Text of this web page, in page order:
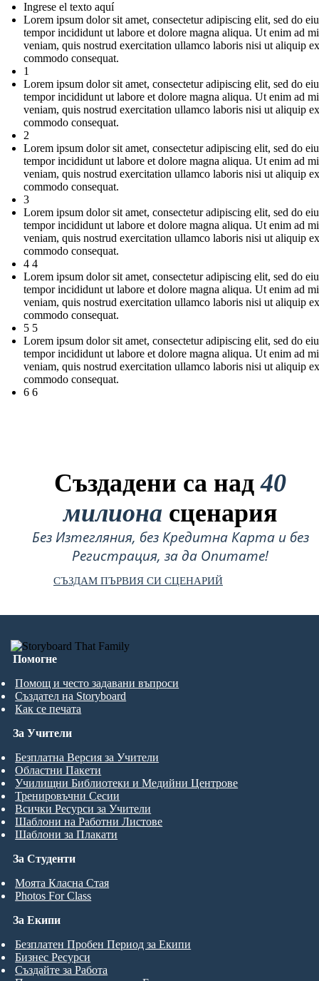
Ingrese el texto aquí
Lorem ipsum dolor sit amet, consectetur adipiscing elit, sed do
tempor incididunt ut labore et dolore magna aliqua. Ut enim ad
veniam, quis nostrud exercitation ullamco laboris nisi ut aliquip
commodo consequat.
1
Lorem ipsum dolor sit amet, consectetur adipiscing elit, sed do
tempor incididunt ut labore et dolore magna aliqua. Ut enim ad
veniam, quis nostrud exercitation ullamco laboris nisi ut aliquip
commodo consequat.
2
Lorem ipsum dolor sit amet, consectetur adipiscing elit, sed do
tempor incididunt ut labore et dolore magna aliqua. Ut enim ad
veniam, quis nostrud exercitation ullamco laboris nisi ut aliquip
commodo consequat.
3
Lorem ipsum dolor sit amet, consectetur adipiscing elit, sed do
tempor incididunt ut labore et dolore magna aliqua. Ut enim ad
veniam, quis nostrud exercitation ullamco laboris nisi ut aliquip
commodo consequat.
4 4
Lorem ipsum dolor sit amet, consectetur adipiscing elit, sed do
tempor incididunt ut labore et dolore magna aliqua. Ut enim ad
veniam, quis nostrud exercitation ullamco laboris nisi ut aliquip
commodo consequat.
5 5
Lorem ipsum dolor sit amet, consectetur adipiscing elit, sed do
tempor incididunt ut labore et dolore magna aliqua. Ut enim ad
veniam, quis nostrud exercitation ullamco laboris nisi ut aliquip
commodo consequat.
6 6
Създадени са над40
милиона сценария
Без Изтегляния, без Кредитна Карта и без
Регистрация, за да Опитате!
СЪЗДАМ ПЪРВИЯ СИ СЦЕНАРИЙ
Помогне
Помощ и често задавани въпроси
Създател на Storyboard
Как се печата
За Студенти
Моята Класна Стая
Photos For Class
За Учители
Безплатна Версия за Учители
Областни Пакети
Училищни Библиотеки и Медийни Центрове
Тренировъчни Сесии
Всички Ресурси за Учители
Шаблони на Работни Листове
Шаблони за Плакати
За Екипи
Безплатен Пробен Период за Екипи
Бизнес Ресурси
Създайте за Работа